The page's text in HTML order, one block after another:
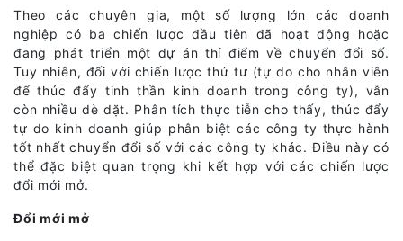
Theo các chuyên gia, một số lượng lớn các doanh
nghiệp có ba chiến lược đầu tiên đã hoạt động hoặc
đang phát triển một dự án thí điểm về chuyển đổi số.
Tuy nhiên, đối với chiến lược thứ tư (tự do cho nhân viên
để thúc đẩy tinh thần kinh doanh trong công ty), vẫn
còn nhiều dè dặt. Phân tích thực tiễn cho thấy, thúc đẩy
tự do kinh doanh giúp phân biệt các công ty thực hành
tốt nhất chuyển đổi số với các công ty khác. Điều này có
thể đặc biệt quan trọng khi kết hợp với các chiến lược
đổi mới mở.
Đổi mới mở